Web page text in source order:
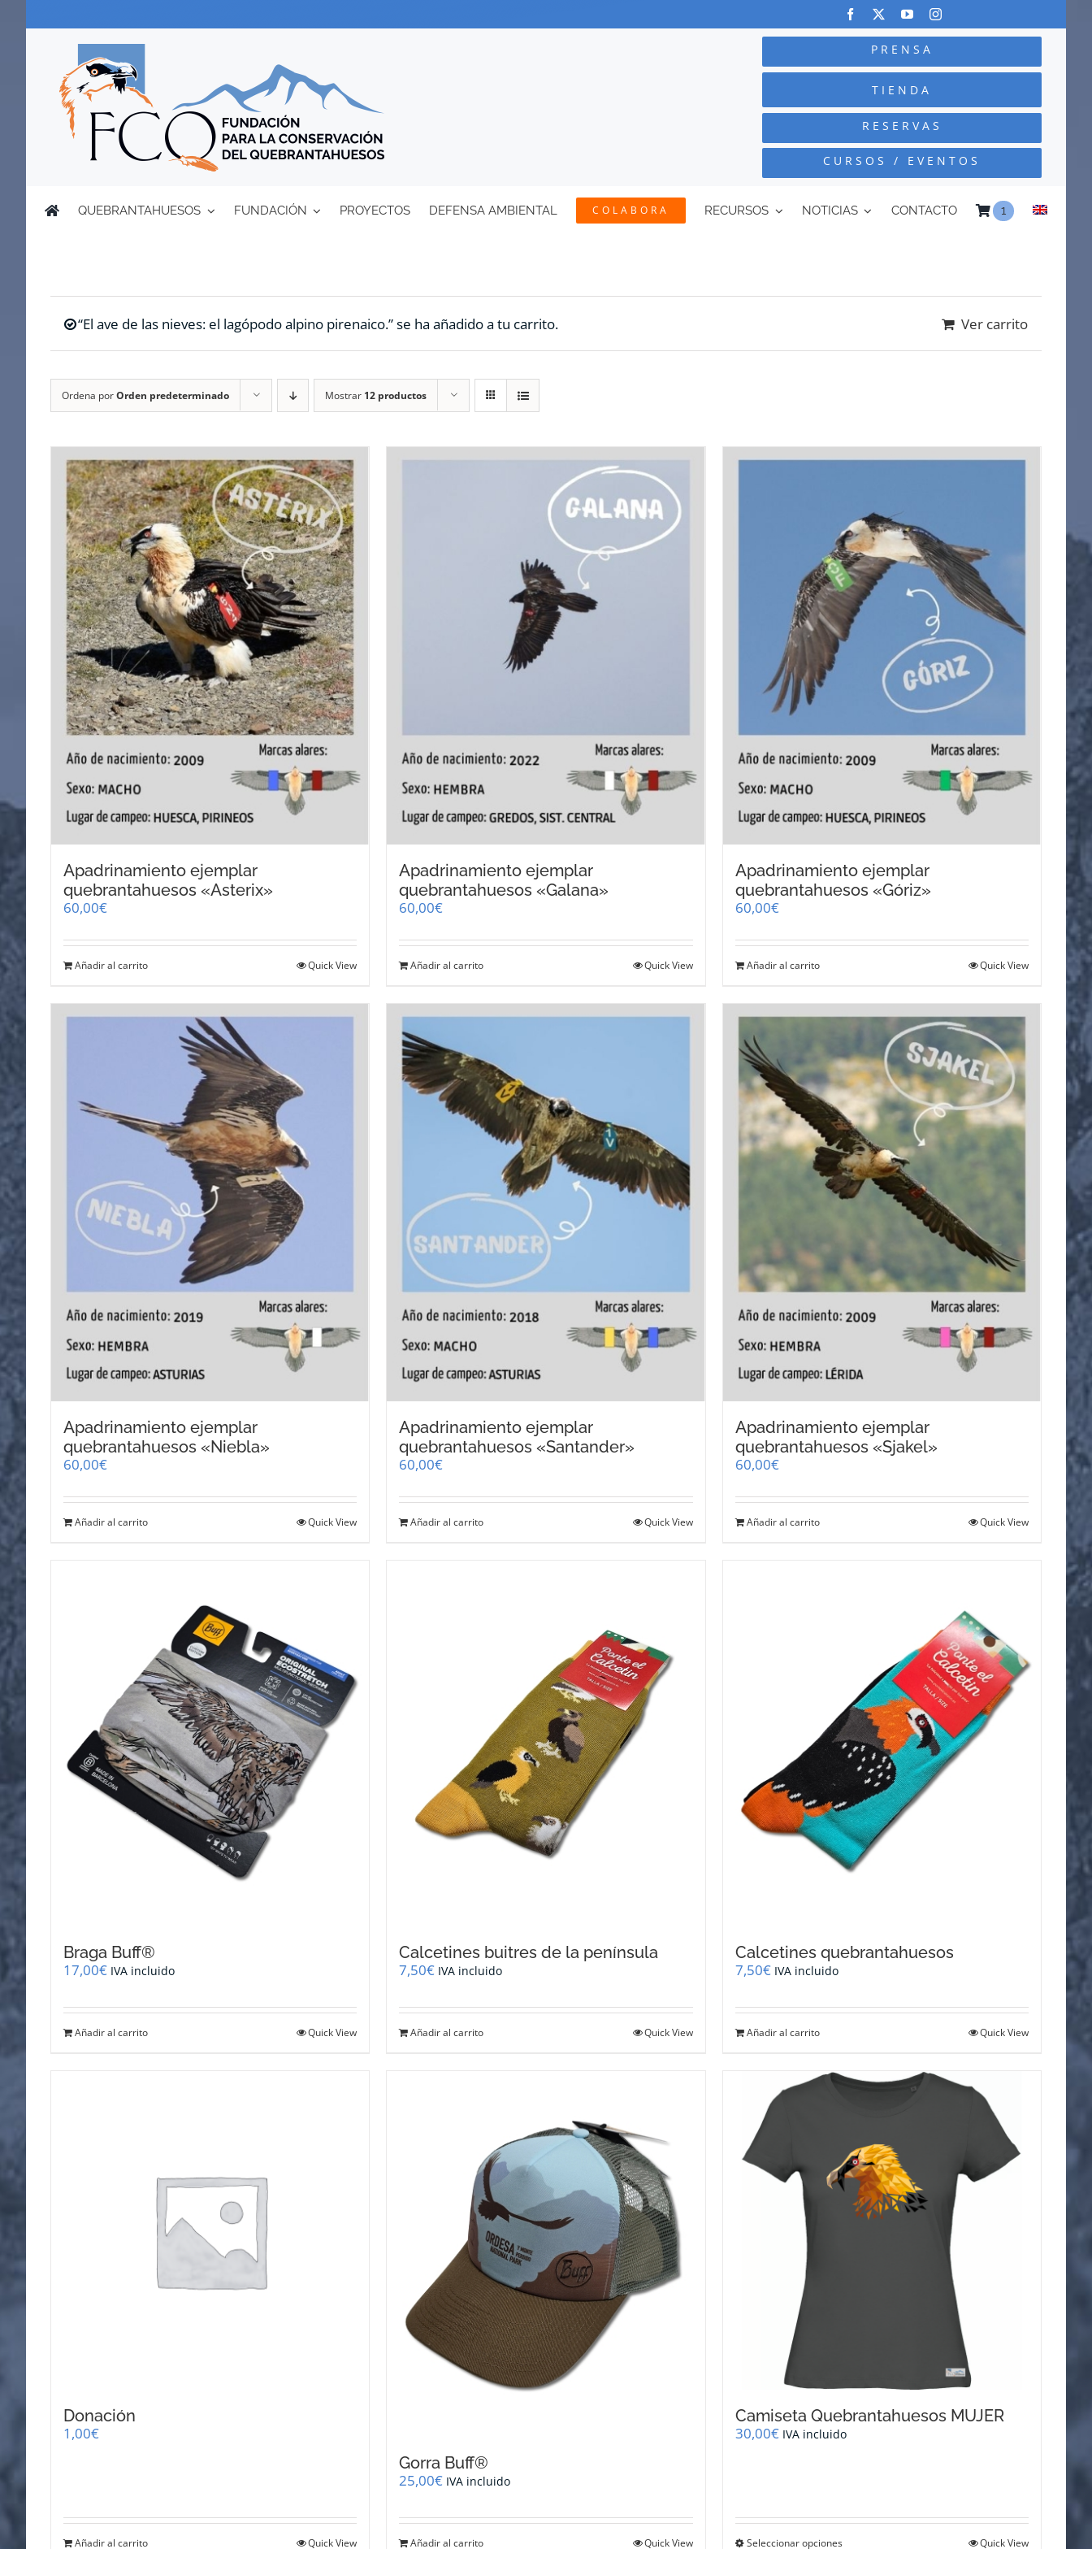
PRENSA
TIENDA
RESERVAS
CURSOS / EVENTOS
QUEBRANTAHUESOS FUNDACIÓN PROYECTOS DEFENSA AMBIENTAL COLABORA RECURSOS NOTICIAS CONTACTO 1
“El ave de las nieves: el lagópodo alpino pirenaico.” se ha añadido a tu carrito. Ver carrito
Ordena porOrden predeterminado Mostrar 12 productos
Apadrinamiento ejemplar
quebrantahuesos «Asterix»
60,00€
Añadir al carrito Quick View
Apadrinamiento ejemplar
quebrantahuesos «Galana»
60,00€
Añadir al carrito Quick View
Apadrinamiento ejemplar
quebrantahuesos «Góriz»
60,00€
Añadir al carrito Quick View
Apadrinamiento ejemplar
quebrantahuesos «Niebla»
60,00€
Añadir al carrito Quick View
Apadrinamiento ejemplar
quebrantahuesos «Santander»
60,00€
Añadir al carrito Quick View
Apadrinamiento ejemplar
quebrantahuesos «Sjakel»
60,00€
Añadir al carrito Quick View
Braga Buff®
17,00€ IVA incluido
Añadir al carrito Quick View
Calcetines buitres de la península
7,50€ IVA incluido
Añadir al carrito Quick View
Calcetines quebrantahuesos
7,50€ IVA incluido
Añadir al carrito Quick View
Donación
1,00€
Añadir al carrito Quick View
Gorra Buff®
25,00€ IVA incluido
Añadir al carrito Quick View
Camiseta Quebrantahuesos MUJER
30,00€ IVA incluido
Seleccionar opcionesEste
Quick View